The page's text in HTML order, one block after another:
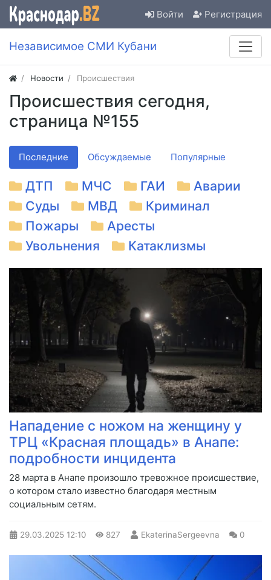
Войти Регистрация
Независимое СМИ Кубани
Новости Происшествия
Происшествия сегодня,
страница №155
Последние Обсуждаемые Популярные
ДТП МЧС ГАИ
Аварии
Суды
МВД
Криминал
Пожары
Аресты
Увольнения
Катаклизмы
Нападение с ножом на женщину у
ТРЦ «Красная площадь» в Анапе:
подробности инцидента
28 марта в Анапе произошло тревожное происшествие,
о котором стало известно благодаря местным
социальным сетям.
29.03.2025 12:10 827 EkaterinaSergeevna 0